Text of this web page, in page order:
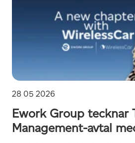
28 05 2026
Ework Group tecknar
Management-avtal